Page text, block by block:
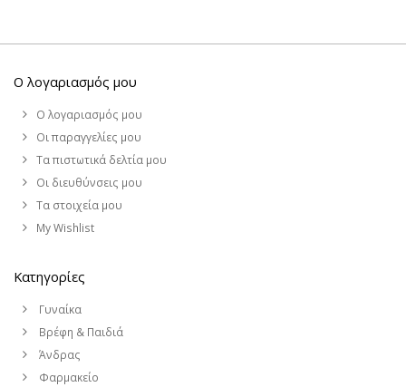
Ο λογαριασμός μου
Ο λογαριασμός μου
Οι παραγγελίες μου
Τα πιστωτικά δελτία μου
Οι διευθύνσεις μου
Τα στοιχεία μου
My Wishlist
Κατηγορίες
Γυναίκα
Βρέφη & Παιδιά
Άνδρας
Φαρμακείο